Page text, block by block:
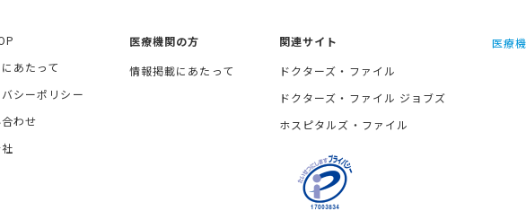
あたって
シーポリシー
わせ
医療機関の方
情報掲載にあたって
関連サイト
ドクターズ・ファイル
ドクターズ・ファイル ジョブズ
ホスピタルズ・ファイル
医療